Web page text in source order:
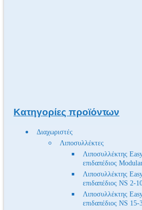
Κατηγορίες προϊόντων
Διαχωριστές
Λιποσυλλέκτες
Λιποσυλλέκτης
επιδαπέδιος
Λιποσυλλέκτης
επιδαπέδιος NS 2-
Λιποσυλλέκτης
επιδαπέδιος NS 15-